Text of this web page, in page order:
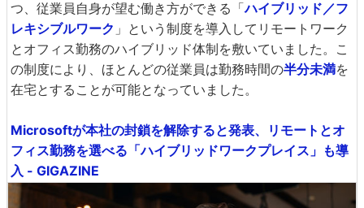
つ、従業員自身が望む働き方ができる「ハイブリッド／フ
レキシブルワーク 」という制度を導入してリモートワーク
とオフィス勤務のハイブリッド体制を敷いていました。こ
の制度により、ほとんどの従業員は勤務時間の半分未満を
在宅とすることが可能となっていました。
Microsoftが本社の封鎖を解除すると発表、リモートとオ
フィス勤務を選べる「ハイブリッドワークプレイス」も導
入 - GIGAZINE